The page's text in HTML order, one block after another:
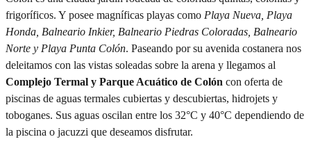
frigoríficos. Y posee magníficas playas como Playa Nueva, Playa
Honda, Balneario Inkier, Balneario Piedras Coloradas, Balneario
Norte y Playa Punta Colón. Paseando por su avenida costanera nos
deleitamos con las vistas soleadas sobre la arena y llegamos al
Complejo Termal y Parque Acuático de Colón con oferta de
piscinas de aguas termales cubiertas y descubiertas, hidrojets y
toboganes. Sus aguas oscilan entre los 32°C y 40°C dependiendo de
la piscina o jacuzzi que deseamos disfrutar.